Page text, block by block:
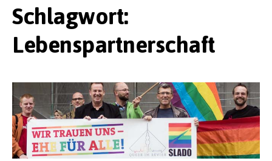
Schlagwort:
Lebenspartnerschaft